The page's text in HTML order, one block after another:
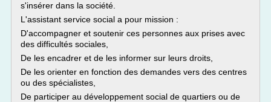
s'insérer dans la société.
L'assistant service social a pour mission :
D'accompagner et soutenir ces personnes aux prises avec
des difficultés sociales,
De les encadrer et de les informer sur leurs droits,
De les orienter en fonction des demandes vers des centres
ou des spécialistes,
De participer au développement social de quartiers ou de